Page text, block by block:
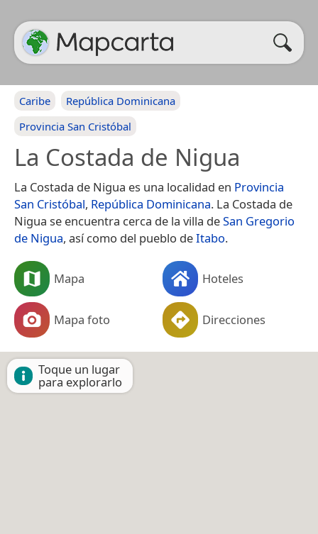
Caribe
República Dominicana
Provincia San Cristóbal
La Costada de Nigua
La Costada de Nigua es una localidad en Provincia
San Cristóbal, República Dominicana. La Costada de
Nigua se encuentra cerca de la villa deSan Gregorio
de Nigua, así como del pueblo deItabo.
Mapa Hoteles
Mapa foto Direcciones
Toque un lugar
para explorarlo